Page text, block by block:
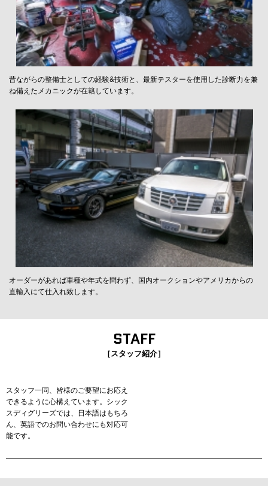
昔ながらの整備士としての経験&技術と、最新テスターを使用した診断力を兼
ね備えたメカニックが在籍しています。
オーダーがあれば車種や年式を問わず、国内オークションやアメリカからの
直輸入にて仕入れ致します。
STAFF
［スタッフ紹介］
スタッフ一同、皆様のご要望にお応え
できるように心構えています。シック
スディグリーズでは、日本語はもちろ
ん、英語でのお問い合わせにも対応可
能です。